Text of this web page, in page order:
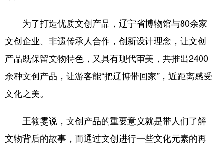
为了打造优质文创产品，辽宁省博物馆与80余家
文创企业、非遗传承人合作，创新设计理念，让文创
产品既保留文物特色，又具有现代审美，共推出2400
余种文创产品，让游客能“把辽博带回家”，近距离感受
文化之美。
王筱雯说，文创产品的重要意义就是带人们了解
文物背后的故事，而通过文创进行一些文化元素的再